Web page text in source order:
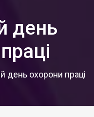
день
день охорони праці